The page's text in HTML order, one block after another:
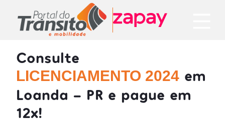
Consulte
LICENCIAMENTO 2024 em
Loanda - PR e pague em
12x!